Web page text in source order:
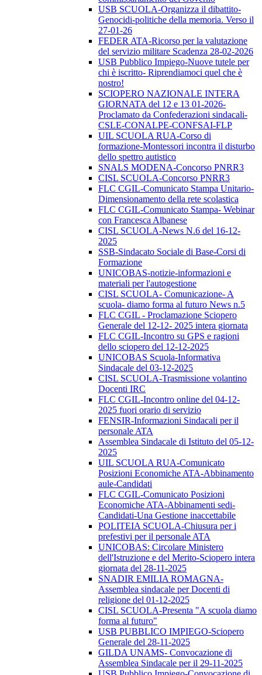
USB SCUOLA-Organizza il dibattito-
Genocidi-politiche della memoria. Verso il
27-01-26
FEDER ATA-Ricorso per la valutazione
del servizio militare Scadenza 28-02-2026
USB Pubblico Impiego-Nuove tutele per
chi è iscritto- Riprendiamoci quel che è
nostro!
SCIOPERO NAZIONALE INTERA
GIORNATA del 12 e 13 01-2026-
Proclamato da Confederazioni sindacali-
CSLE-CONALPE-CONFSAI-FLP
UIL SCUOLA RUA-Corso di
formazione-Montessori incontra il disturbo
dello spettro autistico
SNALS MODENA-Concorso PNRR3
CISL SCUOLA-Concorso PNRR3
FLC CGIL-Comunicato Stampa Unitario-
Dimensionamento della rete scolastica
FLC CGIL-Comunicato Stampa- Webinar
con Francesca Albanese
CISL SCUOLA-News N.6 del 16-12-
2025
SSB-Sindacato Sociale di Base-Corsi di
Formazione
UNICOBAS-notizie-informazioni e
materiali per l'autogestione
CISL SCUOLA- Comunicazione- A
scuola- diamo forma al futuro News n.5
FLC CGIL - Proclamazione Sciopero
Generale del 12-12- 2025 intera giornata
FLC CGIL-Incontro su GPS e ragioni
dello sciopero del 12-12-2025
UNICOBAS Scuola-Informativa
Sindacale del 03-12-2025
CISL SCUOLA-Trasmissione volantino
Docenti IRC
FLC CGIL-Incontro online del 04-12-
2025 fuori orario di servizio
FENSIR-Informazioni Sindacali per il
personale ATA
Assemblea Sindacale di Istituto del 05-12-
2025
UIL SCUOLA RUA-Comunicato
Posizioni Economiche ATA-Abbinamento
aule-Candidati
FLC CGIL-Comunicato Posizioni
Economiche ATA-Abbinamenti sedi-
Candidati-Una Gestione inaccettabile
POLITEIA SCUOLA-Chiusura per i
prefestivi per il personale ATA
UNICOBAS: Circolare Ministero
dell'Istruzione e del Merito-Sciopero intera
giornata del 28-11-2025
SNADIR EMILIA ROMAGNA-
Assemblea sindacale per Docenti di
religione del 01-12-2025
CISL SCUOLA-Presenta "A scuola diamo
forma al futuro"
USB PUBBLICO IMPIEGO-Sciopero
Generale del 28-11-2025
GILDA UNAMS- Convocazione di
Assemblea Sindacale per il 29-11-2025